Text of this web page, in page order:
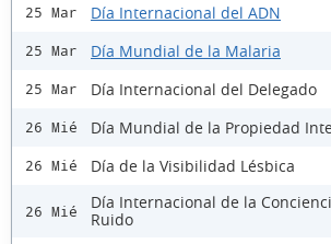
25 Mar Día Internacional del ADN
25 Mar Día Mundial de la Malaria
25 Mar Día Internacional del Delegado
26 Mié Día Mundial de la Propiedad
26 Mié Día de la Visibilidad Lésbica
26 Mié
Día Internacional de la
Ruido